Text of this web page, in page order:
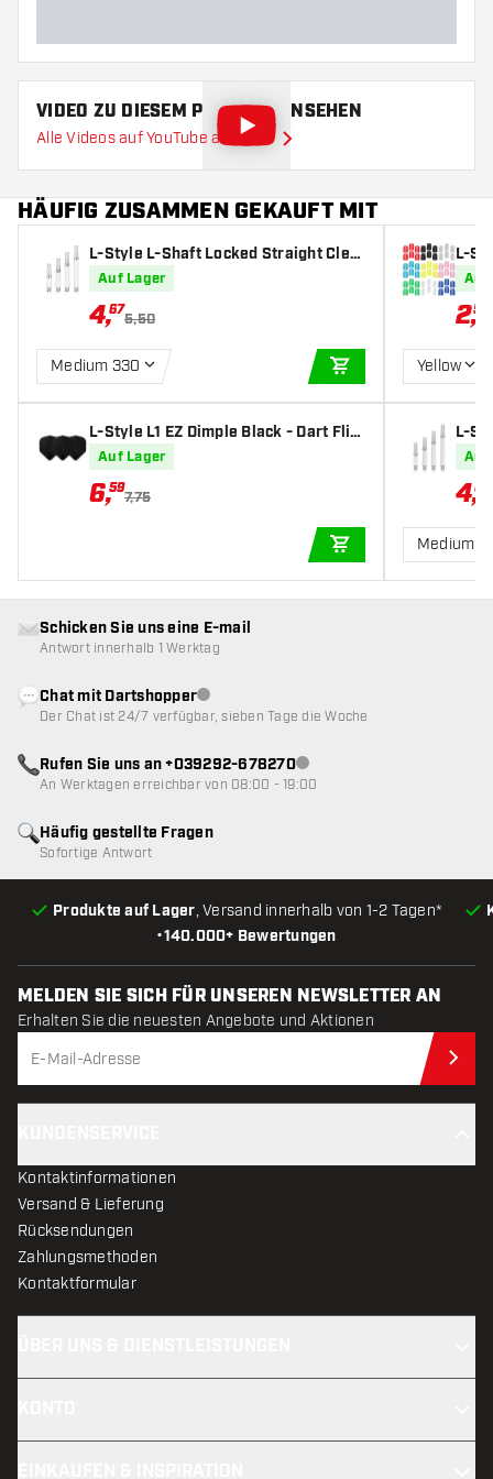
VIDEO ZU DIESEM PRODUKT ANSEHEN
Alle Videos auf YouTube ansehen
HÄUFIG ZUSAMMEN GEKAUFT MIT
L-Style L-Shaft Locked Straight Clea
r - Dart Shafts
Auf Lager
4,67
5,50
Medium 330
IN DEN
L-Style L1 EZ Dimple Black - Dart Flig
hts
Auf Lager
6,59
7,75
IN DEN
L-
Auf
2,55
Yellow
L-
e -
Auf
4,67
Medium
•140.000+ Bewertungen
Produkte auf Lager, Versand innerhalb von 1-2 Tagen*
Häufig gestellte Fragen
Sofortige Antwort
Schicken Sie uns eine E-mail
Antwort innerhalb 1 Werktag
Chat mit DartshopperKundenservice nicht verfügbar
Der Chat ist 24/7 verfügbar, sieben Tage die Woche
Rufen Sie uns an +039292-678270Kundenservice nicht
An Werktagen erreichbar von 08:00 - 19:00
MELDEN SIE SICH FÜR UNSEREN NEWSLETTER AN
Erhalten Sie die neuesten Angebote und Aktionen
Kontaktinformationen
Versand & Lieferung
Rücksendungen
Zahlungsmethoden
Kontaktformular